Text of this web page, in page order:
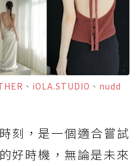
、 iOLA.STUDIO 、 nudd
刻，是一個適合嘗試
好時機，無論是未來